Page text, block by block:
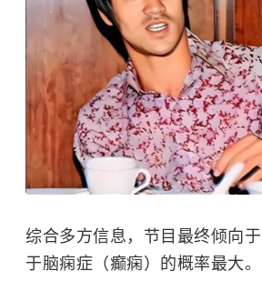
综合多方信息，节目最终倾向
于脑痫症（癫痫）的概率最大